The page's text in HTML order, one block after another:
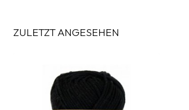
ZULETZT ANGESEHEN